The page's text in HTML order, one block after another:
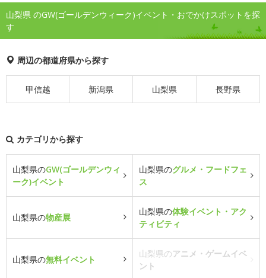
山梨県 のGW(ゴールデンウィーク)イベント・おでかけスポットを探
す
周辺の都道府県から探す
甲信越 新潟県 山梨県 長野県
カテゴリから探す
山梨県のGW(ゴールデンウィ
ーク)イベント
山梨県のグルメ・フードフェ
ス
山梨県の物産展
山梨県の体験イベント・アク
ティビティ
山梨県の無料イベント
山梨県のアニメ・ゲームイベ
ント